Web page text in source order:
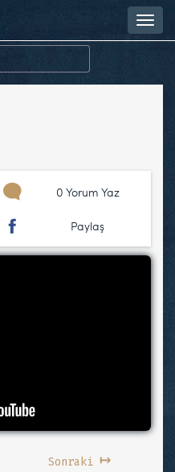
0 Yorum Yaz
Paylaş
Sonraki ↦